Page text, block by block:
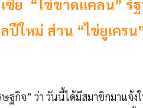
ซีย “ไข่ขาดแคลน” รั
ปีใหม่ ส่วน “ไข่ยูเคร
ษฐกิจ” ว่า วันนี้ได้มีสมาชิกมาแจ้